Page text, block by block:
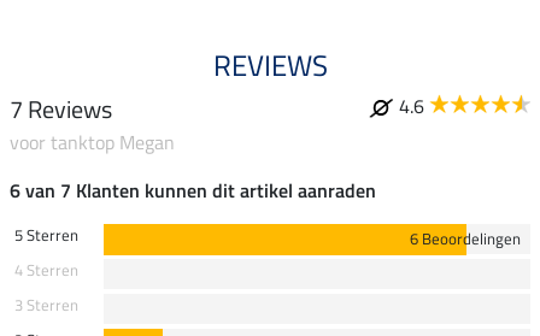
REVIEWS
7 Reviews
4.6
voor tanktop Megan
6 van 7 Klanten kunnen dit artikel aanraden
5 Sterren
6 Beoordelingen
4 Sterren
3 Sterren